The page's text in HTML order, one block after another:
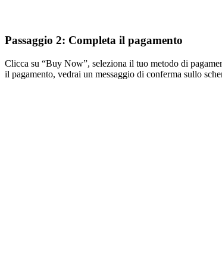
Passaggio 2: Completa il pagamento
Clicca su “Buy Now”, seleziona il tuo metodo di
il pagamento, vedrai un messaggio di conferma sullo